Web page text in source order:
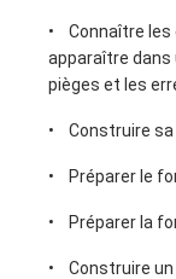
• Connaître les
apparaître dans
pièges et les
• Construire
• Préparer le
• Préparer la
• Construire